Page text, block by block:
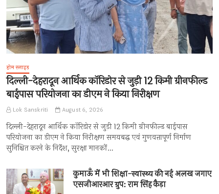
होम स्लाइड
दिल्ली-देहरादून आर्थिक कॉरिडोर से जुड़ी 12 किमी ग्रीनफील्ड
बाईपास परियोजना का डीएम ने किया निरीक्षण
Lok Sanskriti August 6, 2026
दिल्ली-देहरादून आर्थिक कॉरिडोर से जुड़ी 12 किमी ग्रीनफील्ड बाईपास
परियोजना का डीएम ने किया निरीक्षण समयबद्ध एवं गुणवत्तापूर्ण निर्माण
सुनिश्चित करने के निर्देश, सुरक्षा मानकों…
कुमाऊँ में भी शिक्षा-स्वास्थ्य की नई अलख जगाए
एसजीआरआर ग्रुप: राम सिंह कैड़ा